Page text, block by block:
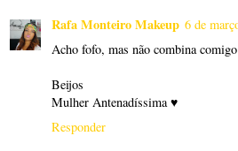
Rafa Monteiro Makeup 6 de
Acho fofo, mas não combina
Beijos
Mulher Antenadíssima ♥
Responder